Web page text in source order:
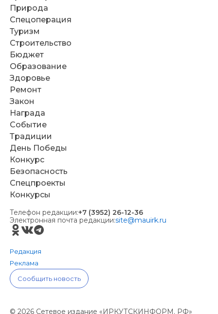
Природа
Спецоперация
Туризм
Строительство
Бюджет
Образование
Здоровье
Ремонт
Закон
Награда
Событие
Традиции
День Победы
Конкурс
Безопасность
Спецпроекты
Конкурсы
Телефон редакции:+7 (3952) 26-12-36
Электронная почта редакции:site@mauirk.ru
Редакция
Реклама
Сообщить новость
© 2026 Сетевое издание «ИРКУТСКИНФОРМ. РФ»